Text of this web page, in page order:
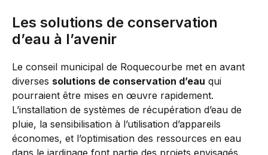
Les solutions de conservation
d’eau à l’avenir
Le conseil municipal de Roquecourbe met en avant
diverses solutions de conservation d’eau qui
pourraient être mises en œuvre rapidement.
L’installation de systèmes de récupération d’eau de
pluie, la sensibilisation à l’utilisation d’appareils
économes, et l’optimisation des ressources en eau